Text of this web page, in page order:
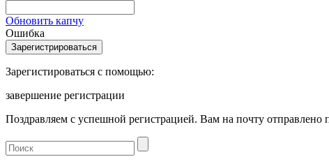
Обновить капчу
Ошибка
Зарегистироваться с помощью:
завершение регистрации
Поздравляем с успешной регистрацией. Вам на почту